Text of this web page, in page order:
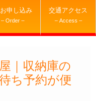
申し込み
– Order –
交通アクセス
– Access –
｜収納庫の
ち予約が便